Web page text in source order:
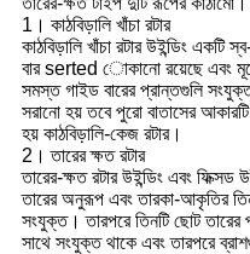
1। কাঠবিড়ালি খাঁচা রটার
কাঠবিড়ালি খাঁচা রটার উইন্ডিং
বার serted োকানো রয়েছে এবং
সমস্ত গাইড বারের প্রান্তগুলি
সরানো হয় তবে পুরো বাতাসের
হয় কাঠবিড়ালি-কেজ রটার।
2। তারের ক্ষত রটার
তারের-ক্ষত রটার উইন্ডিং এবং
তারের অনুরূপ এবং তারকা-আকৃতির
সংযুক্ত। তারপরে তিনটি ছোট তারের
সাথে সংযুক্ত থাকে এবং তারপরে